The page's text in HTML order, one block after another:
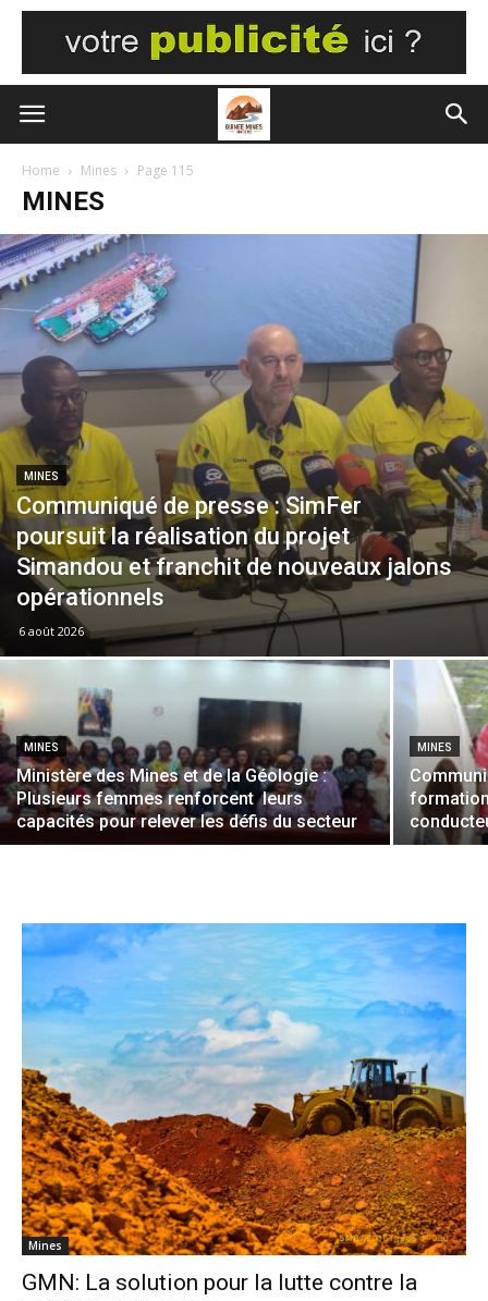
Home Mines Page 115
MINES
MINES
Communiqué de presse : SimFer
poursuit la réalisation du projet
Simandou et franchit de nouveaux jalons
opérationnels
6 août 2026
MINES
Ministère des Mines et de la Géologie :
Plusieurs femmes renforcent leurs
capacités pour relever les défis du secteur
MINES
Mines
GMN: La solution pour la lutte contre la